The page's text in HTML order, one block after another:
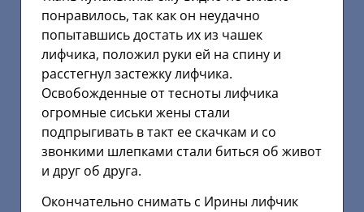
понравилось, так как он неудачно
попытавшись достать их из чашек
лифчика, положил руки ей на спину и
расстегнул застежку лифчика.
Освобожденные от тесноты лифчика
огромные сиськи жены стали
подпрыгивать в такт ее скачкам и со
звонкими шлепками стали биться об живот
и друг об друга.
Окончательно снимать с Ирины лифчик